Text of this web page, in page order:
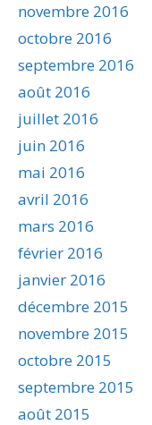
novembre 2016
octobre 2016
septembre 2016
août 2016
juillet 2016
juin 2016
mai 2016
avril 2016
mars 2016
février 2016
janvier 2016
décembre 2015
novembre 2015
octobre 2015
septembre 2015
août 2015